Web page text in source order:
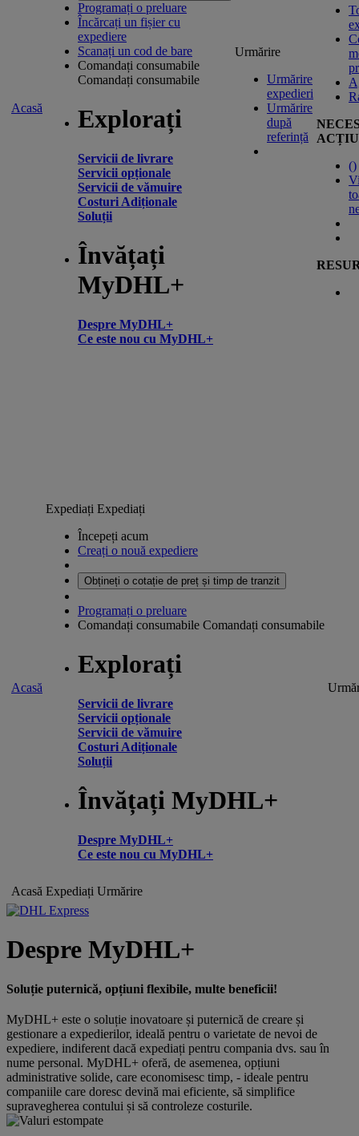
Acasă
Programați o preluare
Încărcați un fișier cu
expediere
Scanați un cod de bare
Comandați consumabile
Comandați consumabile
Explorați
Servicii de livrare
Servicii opționale
Servicii de vămuire
Costuri Adiționale
Soluții
Învățați
MyDHL+
Despre MyDHL+
Ce este nou cu MyDHL+
Urmărire
Urmărire
expedieri
Urmărire
după
referință
()
Acasă
Expediați Expediați
Începeți acum
Creați o nouă expediere
Obțineți o cotație de preț și timp de tranzit
Programați o preluare
Comandați consumabile Comandați consumabile
Explorați
Servicii de livrare
Servicii opționale
Servicii de vămuire
Costuri Adiționale
Soluții
Învățați MyDHL+
Despre MyDHL+
Ce este nou cu MyDHL+
Acasă Expediați Urmărire
Despre MyDHL+
Soluție puternică, opțiuni flexibile, multe beneficii!
MyDHL+ este o soluție inovatoare și puternică de creare și
gestionare a expedierilor, ideală pentru o varietate de nevoi de
expediere, indiferent dacă expediați pentru compania dvs. sau în
nume personal. MyDHL+ oferă, de asemenea, opțiuni
administrative solide, care economisesc timp, - ideale pentru
companiile care doresc devină mai eficiente, să simplifice
supravegherea contului și să controleze costurile.